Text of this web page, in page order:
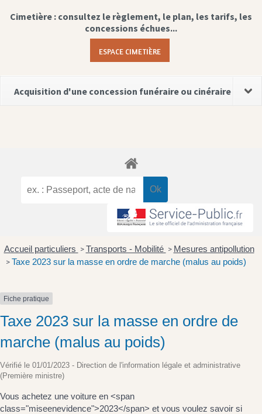
Cimetière : consultez le règlement, le plan, les tarifs, les
concessions échues...
ESPACE CIMETIÈRE
Acquisition d'une concession funéraire ou cinéraire
Accueil particuliers > Transports - Mobilité > Mesures antipollution
> Taxe 2023 sur la masse en ordre de marche (malus au poids)
Fiche pratique
Taxe 2023 sur la masse en ordre de
marche (malus au poids)
Vérifié le 01/01/2023 - Direction de l'information légale et administrative
(Première ministre)
Vous achetez une voiture en <span
class="miseenevidence">2023</span> et vous voulez savoir si